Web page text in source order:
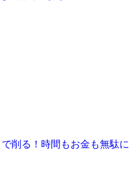
削る！時間もお金も無駄に